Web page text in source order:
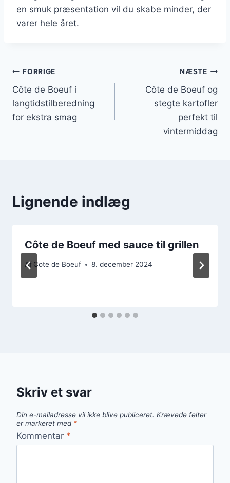
en smuk præsentation vil du skabe minder, der
varer hele året.
Indlægsnavigation
FORRIGE
Côte de Boeuf i
langtidstilberedning
for ekstra smag
NÆSTE
Côte de Boeuf og
stegte kartofler
perfekt til
vintermiddag
Lignende indlæg
Côte de Boeuf med sauce til grillen
Af Cote de Boeuf 8. december 2024
Skriv et svar
Din e-mailadresse vil ikke blive publiceret. Krævede felter
er markeret med *
Kommentar *